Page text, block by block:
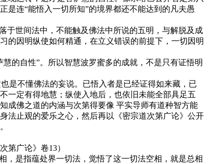
是连“能悟入一切所知”的境界都还不能达到的凡夫愚
于世间法中，不能触及佛法中所说的五明，与解脱及成
因明纵使如何精通，在立义错误的前提下，一切因明
的自性”。所以智慧波罗蜜多的成就，不是只有证悟明
是不懂佛法的妄说。已悟入者是已经证得如来藏，已
一定有得地慧；纵使入地后，也依旧未能全部具足五
成佛之道的内涵与次第得要像 平实导师有道种智方能
法止观的爱乐之心，然后再以《密宗道次第广论》公开
第广论》卷13）
，是指蕴处界一切法，觉悟了这一切法空相，就是总相